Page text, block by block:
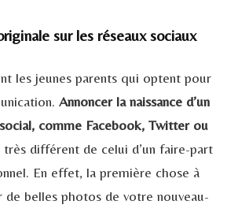
sur les réseaux sociaux
les jeunes parents qui optent pour
Annoncer la naissance d’un
comme Facebook, Twitter ou
très différent de celui d’un faire-part
En effet, la première chose à
belles photos de votre nouveau-